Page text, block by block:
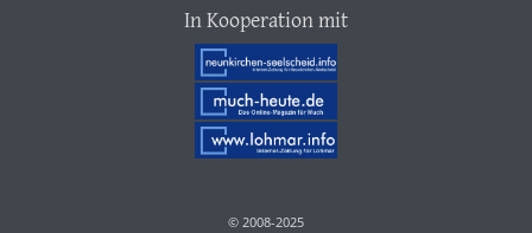
In Kooperation mit
© 2008-2025